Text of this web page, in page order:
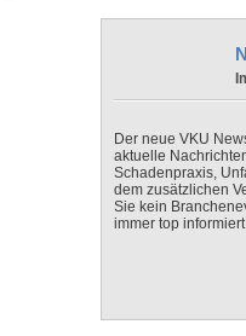
Der neue VKU
aktuelle
Schadenpraxis,
dem zusätzlichen
Sie kein
immer top